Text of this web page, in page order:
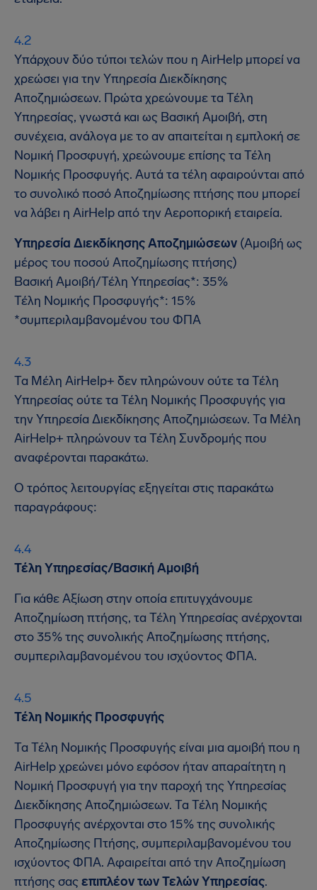
Υπάρχουν δύο τύποι τελών που η AirHelp μπορεί να
χρεώσει για την Υπηρεσία Διεκδίκησης
Αποζημιώσεων. Πρώτα χρεώνουμε τα Τέλη
Υπηρεσίας, γνωστά και ως Βασική Αμοιβή, στη
συνέχεια, ανάλογα με το αν απαιτείται η εμπλοκή σε
Νομική Προσφυγή, χρεώνουμε επίσης τα Τέλη
Νομικής Προσφυγής. Αυτά τα τέλη αφαιρούνται από
το συνολικό ποσό Αποζημίωσης πτήσης που μπορεί
να λάβει η AirHelp από την Αεροπορική εταιρεία.
Υπηρεσία Διεκδίκησης Αποζημιώσεων (Αμοιβή ως
μέρος του ποσού Αποζημίωσης πτήσης)
Βασική Αμοιβή/Τέλη Υπηρεσίας*: 35%
Τέλη Νομικής Προσφυγής*: 15%
*συμπεριλαμβανομένου του ΦΠΑ
Τα Μέλη AirHelp+ δεν πληρώνουν ούτε τα Τέλη
Υπηρεσίας ούτε τα Τέλη Νομικής Προσφυγής για
την Υπηρεσία Διεκδίκησης Αποζημιώσεων. Τα Μέλη
AirHelp+ πληρώνουν τα Τέλη Συνδρομής που
αναφέρονται παρακάτω.
Ο τρόπος λειτουργίας εξηγείται στις παρακάτω
παραγράφους:
Τέλη Υπηρεσίας/Βασική Αμοιβή
Για κάθε Αξίωση στην οποία επιτυγχάνουμε
Αποζημίωση πτήσης, τα Τέλη Υπηρεσίας ανέρχονται
στο 35% της συνολικής Αποζημίωσης πτήσης,
συμπεριλαμβανομένου του ισχύοντος ΦΠΑ.
Τέλη Νομικής Προσφυγής
Τα Τέλη Νομικής Προσφυγής είναι μια αμοιβή που η
AirHelp χρεώνει μόνο εφόσον ήταν απαραίτητη η
Νομική Προσφυγή για την παροχή της Υπηρεσίας
Διεκδίκησης Αποζημιώσεων. Τα Τέλη Νομικής
Προσφυγής ανέρχονται στο 15% της συνολικής
Αποζημίωσης Πτήσης, συμπεριλαμβανομένου του
ισχύοντος ΦΠΑ. Αφαιρείται από την Αποζημίωση
πτήσης σαςεπιπλέον των Τελών Υπηρεσίας.